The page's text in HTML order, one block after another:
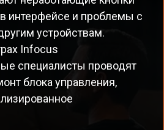
интерфейсе и проблемы с
устройствам.
Infocus
специалисты проводят
блока управления,